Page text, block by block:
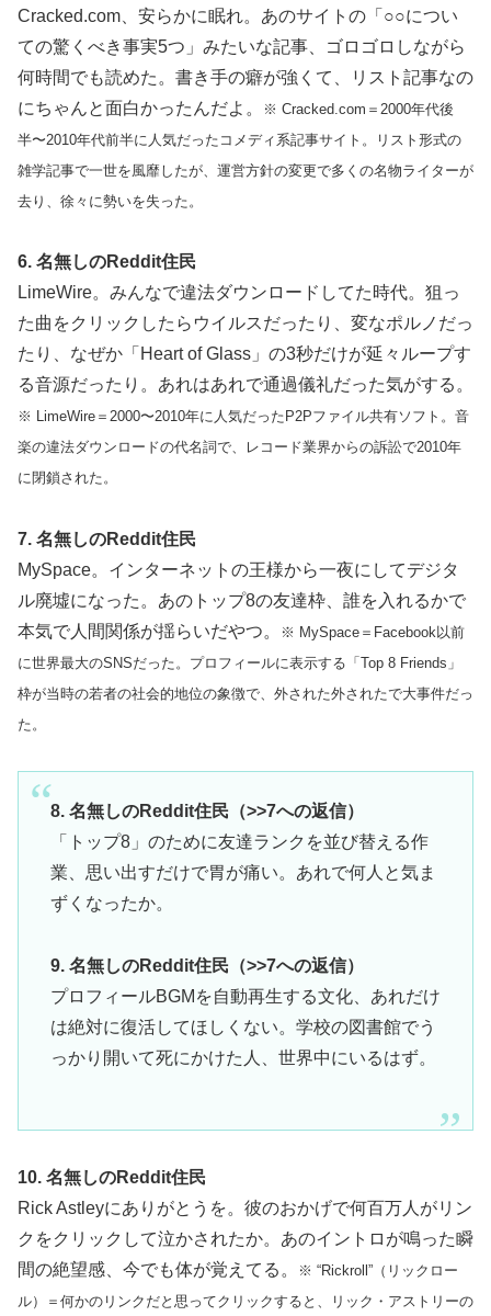
Cracked.com、安らかに眠れ。あのサイトの「○○につい
ての驚くべき事実5つ」みたいな記事、ゴロゴロしながら
何時間でも読めた。書き手の癖が強くて、リスト記事なの
にちゃんと面白かったんだよ。
※ Cracked.com＝2000年代後
半〜2010年代前半に人気だったコメディ系記事サイト。リスト形式の
雑学記事で一世を風靡したが、運営方針の変更で多くの名物ライターが
去り、徐々に勢いを失った。
6. 名無しのReddit住民
LimeWire。みんなで違法ダウンロードしてた時代。狙っ
た曲をクリックしたらウイルスだったり、変なポルノだっ
たり、なぜか「Heart of Glass」の3秒だけが延々ループす
る音源だったり。あれはあれで通過儀礼だった気がする。
※ LimeWire＝2000〜2010年に人気だったP2Pファイル共有ソフト。音
楽の違法ダウンロードの代名詞で、レコード業界からの訴訟で2010年
に閉鎖された。
7. 名無しのReddit住民
MySpace。インターネットの王様から一夜にしてデジタ
ル廃墟になった。あのトップ8の友達枠、誰を入れるかで
本気で人間関係が揺らいだやつ。
※ MySpace＝Facebook以前
に世界最大のSNSだった。プロフィールに表示する「Top 8 Friends」
枠が当時の若者の社会的地位の象徴で、外された外されたで大事件だっ
た。
8. 名無しのReddit住民（>>7への返信）
「トップ8」のために友達ランクを並び替える作
業、思い出すだけで胃が痛い。あれで何人と気ま
ずくなったか。
9. 名無しのReddit住民（>>7への返信）
プロフィールBGMを自動再生する文化、あれだけ
は絶対に復活してほしくない。学校の図書館でう
っかり開いて死にかけた人、世界中にいるはず。
10. 名無しのReddit住民
Rick Astleyにありがとうを。彼のおかげで何百万人がリン
クをクリックして泣かされたか。あのイントロが鳴った瞬
間の絶望感、今でも体が覚えてる。
※ “Rickroll”（リックロー
ル）＝何かのリンクだと思ってクリックすると、リック・アストリーの